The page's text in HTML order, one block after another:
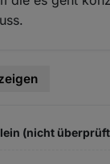
(nicht